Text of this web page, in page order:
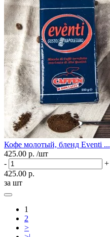
Кофе молотый, бленд Eventi ...
425.00 р. /шт
-
+
425.00 р.
за шт
1
2
>